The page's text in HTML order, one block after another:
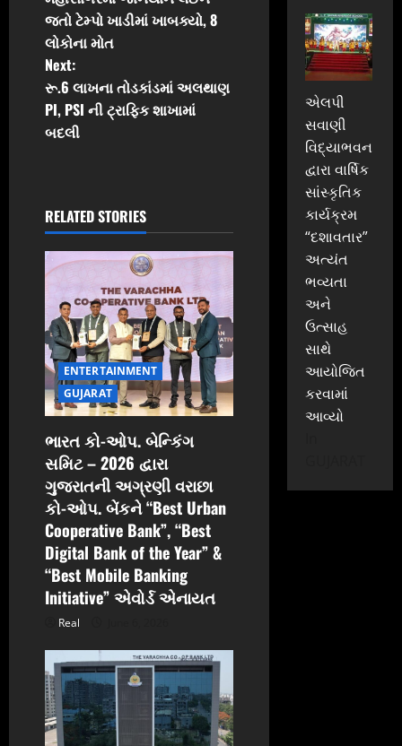
o
s
t
n
v
i
g
a
t
i
o
n
જતો ટેમ્પો ખાડીમાં ખાબક્યો, 8
લોકોના મોત
Next:
રૂ.6 લાખના તોડકાંડમાં અલથાણ
PI, PSI ની ટ્રાફિક શાખામાં
બદલી
RELATED STORIES
ENTERTAINMENT
GUJARAT
ભારત કો-ઓપ. બેન્કિંગ
સમિટ – 2026 દ્વારા
ગુજરાતની અગ્રણી વરાછા
કો-ઓપ. બેંકને “Best Urban
Cooperative Bank”, “Best
Digital Bank of the Year” &
“Best Mobile Banking
Initiative” એવોર્ડ એનાયત
Real
એલપી
સવાણી
વિદ્યાભવન
દ્વારા વાર્ષિક
સાંસ્કૃતિક
કાર્યક્રમ
“દશાવતાર”
અત્યંત
ભવ્યતા
અને
ઉત્સાહ
સાથે
આયોજિત
કરવામાં
આવ્યો